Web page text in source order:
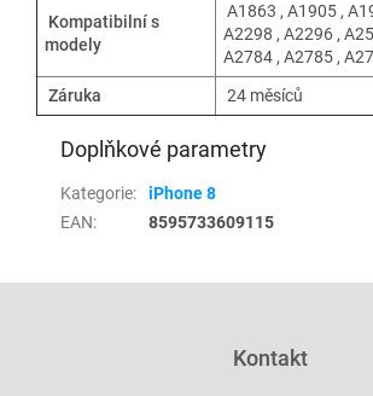
Kompatibilní s
modely
A1863 , A1905 ,
A2298 , A2296 ,
A2784 , A2785 ,
Záruka
24 měsíců
Doplňkové parametry
Kategorie:
iPhone 8
EAN: 8595733609115
Kontakt